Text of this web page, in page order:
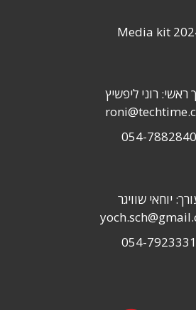
Media kit
ראשי: רוני ליפשיץ
054-7882840
יוחאי שוויגר
054-7923331